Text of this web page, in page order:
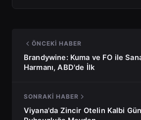
ÖNCEKI HABER
Brandywine: Kuma ve FO ile
Harmanı, ABD'de İlk
SONRAKI HABER
Viyana'da Zincir Otelin Kalbi